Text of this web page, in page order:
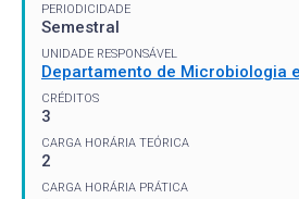
PERIODICIDADE
Semestral
UNIDADE RESPONSÁVEL
Departamento de Microbiologia
CRÉDITOS
3
CARGA HORÁRIA TEÓRICA
2
CARGA HORÁRIA PRÁTICA